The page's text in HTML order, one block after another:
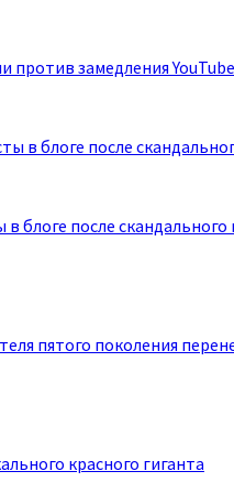
против замедления YouTube
в блоге после
пятого поколения
красного гиганта